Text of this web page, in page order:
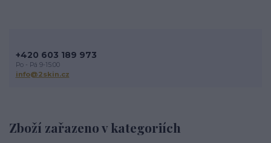
Zboží zařazeno v kategoriích
+420 603 189 973
Po - Pá 9-15:00
info@2skin.cz